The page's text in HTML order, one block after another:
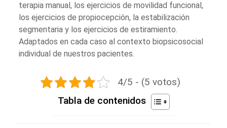
terapia manual, los ejercicios de movilidad funcional,
los ejercicios de propiocepción, la estabilización
segmentaria y los ejercicios de estiramiento.
Adaptados en cada caso al contexto biopsicosocial
individual de nuestros pacientes.
4/5 - (5 votos)
Tabla de contenidos